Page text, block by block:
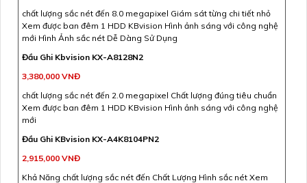
chất lượng sắc nét đến 8.0 megapixel Giám sát từng chi tiết nhỏ
Xem được ban đêm 1 HDD KBvision Hình ảnh sáng với công nghệ
mới Hình Ảnh sắc nét Dễ Dàng Sử Dụng
Đầu Ghi Kbvision KX-A8128N2
3,380,000 VNĐ
chất lượng sắc nét đến 2.0 megapixel Chất lượng đúng tiêu chuẩn
Xem được ban đêm 1 HDD KBvision Hình ảnh sáng với công nghệ
mới
Đầu Ghi KBvision KX-A4K8104PN2
2,915,000 VNĐ
Khả Năng chất lượng sắc nét đến Chất Lượng Hình sắc nét Xem